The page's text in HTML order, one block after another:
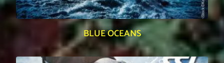
BLUE OCEANS